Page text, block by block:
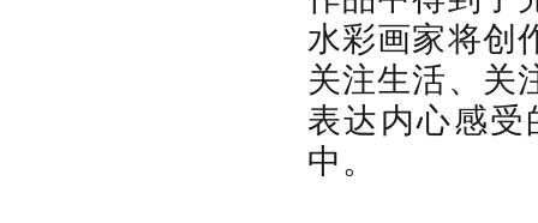
水彩画家将创
关注生活、关
表达内心感受
中。